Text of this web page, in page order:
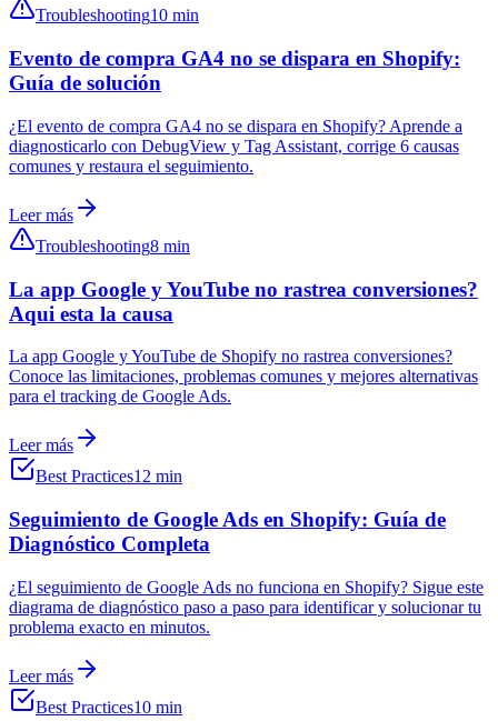
Troubleshooting10 min
Evento de compra GA4 no se dispara en Shopify:
Guía de solución
¿El evento de compra GA4 no se dispara en Shopify? Aprende a
diagnosticarlo con DebugView y Tag Assistant, corrige 6 causas
comunes y restaura el seguimiento.
Leer más
Troubleshooting8 min
La app Google y YouTube no rastrea conversiones?
Aqui esta la causa
La app Google y YouTube de Shopify no rastrea conversiones?
Conoce las limitaciones, problemas comunes y mejores alternativas
para el tracking de Google Ads.
Leer más
Best Practices12 min
Seguimiento de Google Ads en Shopify: Guía de
Diagnóstico Completa
¿El seguimiento de Google Ads no funciona en Shopify? Sigue este
diagrama de diagnóstico paso a paso para identificar y solucionar tu
problema exacto en minutos.
Leer más
Best Practices10 min